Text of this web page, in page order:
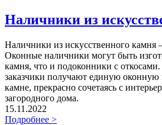
Наличники из
Наличники из искусственного камня
Оконные наличники могут быть
камня, что и подоконники с
заказчики получают единую оконную
камне, прекрасно сочетаясь с
загородного дома.
15.11.2022
Подробнее >